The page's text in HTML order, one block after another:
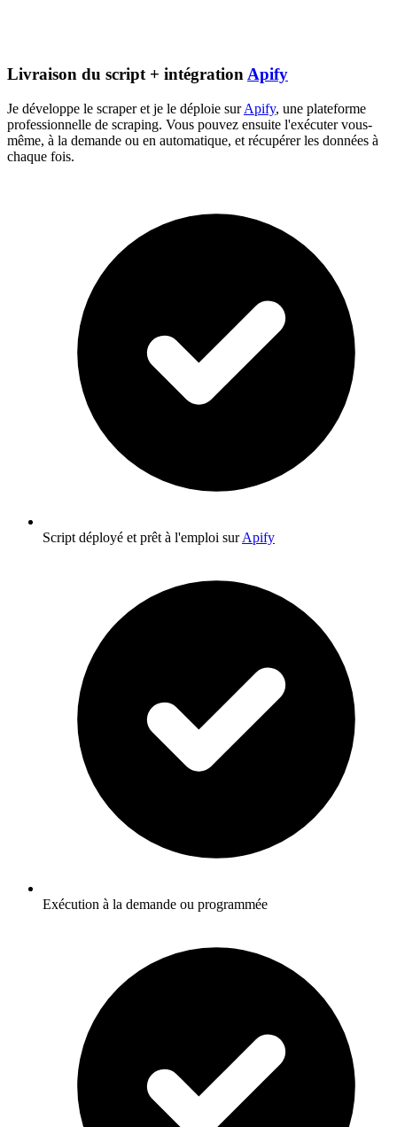
Livraison du script + intégration Apify
Je développe le scraper et je le déploie surApify, une plateforme
professionnelle de scraping. Vous pouvez ensuite l'exécuter vous-
même, à la demande ou en automatique, et récupérer les données à
chaque fois.
Script déployé et prêt à l'emploi surApify
Exécution à la demande ou programmée